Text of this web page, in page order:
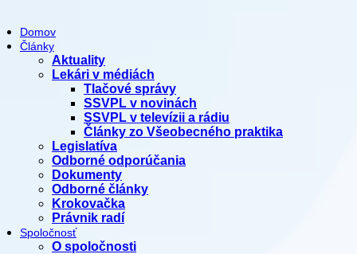
Domov
Články
Aktuality
Lekári v médiách
Tlačové správy
SSVPL v novinách
SSVPL v televízii a rádiu
Články zo Všeobecného praktika
Legislatíva
Odborné odporúčania
Dokumenty
Odborné články
Krokovačka
Právnik radí
Spoločnosť
O spoločnosti